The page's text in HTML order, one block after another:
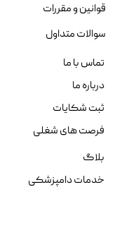
قوانین و مقررات
سوالات متداول
تماس با ما
درباره ما
ثبت شکایات
فرصت های شغلی
بلاگ
خدمات دامپزشکی